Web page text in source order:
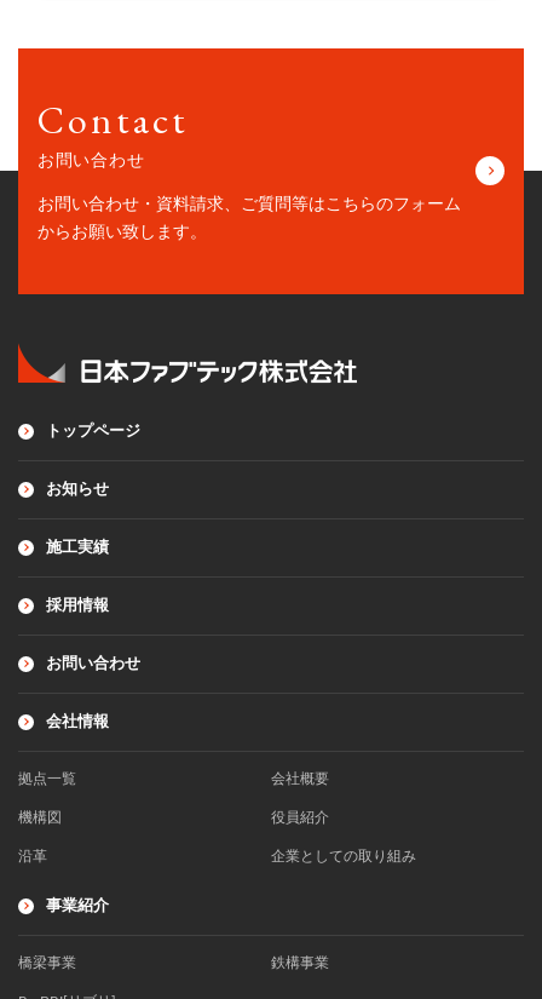
Contact
お問い合わせ
お問い合わせ・資料請求、ご質問等はこちらのフォーム
からお願い致します。
トップページ
お知らせ
施工実績
採用情報
お問い合わせ
会社情報
拠点一覧 会社概要
機構図 役員紹介
沿革 企業としての取り組み
事業紹介
橋梁事業 鉄構事業